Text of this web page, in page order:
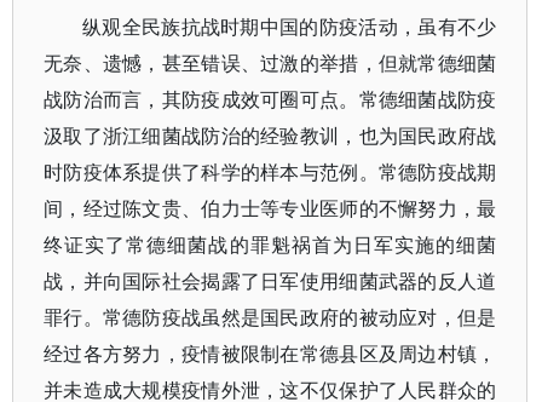
纵观全民族抗战时期中国的防疫活动，虽有不少
无奈、遗憾，甚至错误、过激的举措，但就常德细菌
战防治而言，其防疫成效可圈可点。常德细菌战防疫
汲取了浙江细菌战防治的经验教训，也为国民政府战
时防疫体系提供了科学的样本与范例。常德防疫战期
间，经过陈文贵、伯力士等专业医师的不懈努力，最
终证实了常德细菌战的罪魁祸首为日军实施的细菌
战，并向国际社会揭露了日军使用细菌武器的反人道
罪行。常德防疫战虽然是国民政府的被动应对，但是
经过各方努力，疫情被限制在常德县区及周边村镇，
并未造成大规模疫情外泄，这不仅保护了人民群众的